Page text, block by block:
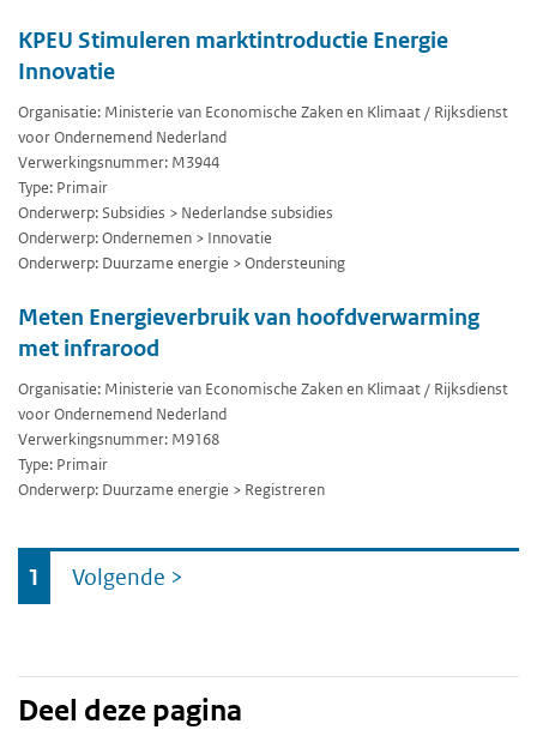
KPEU Stimuleren marktintroductie Energie
Innovatie
Organisatie: Ministerie van Economische Zaken en Klimaat / Rijksdienst
voor Ondernemend Nederland
Verwerkingsnummer: M3944
Type: Primair
Onderwerp: Subsidies > Nederlandse subsidies
Onderwerp: Ondernemen > Innovatie
Onderwerp: Duurzame energie > Ondersteuning
Meten Energieverbruik van hoofdverwarming
met infrarood
Organisatie: Ministerie van Economische Zaken en Klimaat / Rijksdienst
voor Ondernemend Nederland
Verwerkingsnummer: M9168
Type: Primair
Onderwerp: Duurzame energie > Registreren
naar
1 Volgende >
Deel deze pagina